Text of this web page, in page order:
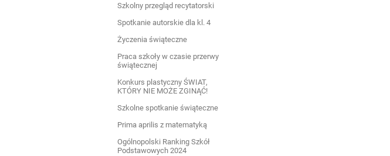
Szkolny przegląd recytatorski
Spotkanie autorskie dla kl. 4
Życzenia świąteczne
Praca szkoły w czasie przerwy
świątecznej
Konkurs plastyczny ŚWIAT,
KTÓRY NIE MOŻE ZGINĄĆ!
Szkolne spotkanie świąteczne
Prima aprilis z matematyką
Ogólnopolski Ranking Szkół
Podstawowych 2024